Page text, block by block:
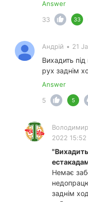
Answer
33
33
Андрій • 21
Вихадить
рух заднім
Answer
5
5
2022 15:52
Немає
заднім